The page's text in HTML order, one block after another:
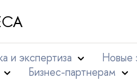
и экспертиза Новые
Бизнес-партнерам